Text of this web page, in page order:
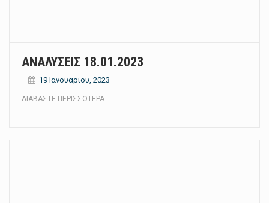
ΑΝΑΛΥΣΕΙΣ 18.01.2023
19 Ιανουαρίου, 2023
ΔΙΑΒΆΣΤΕ ΠΕΡΙΣΣΌΤΕΡΑ